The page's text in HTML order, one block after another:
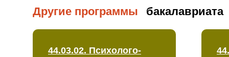
44.03.02. Психолого-
бакалавриата
Другие программы